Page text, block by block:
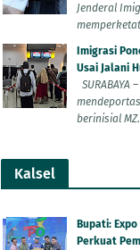
Jenderal
Imigrasi
Usai Jalani
berinisial
Kalsel
Bupati:
Perkuat